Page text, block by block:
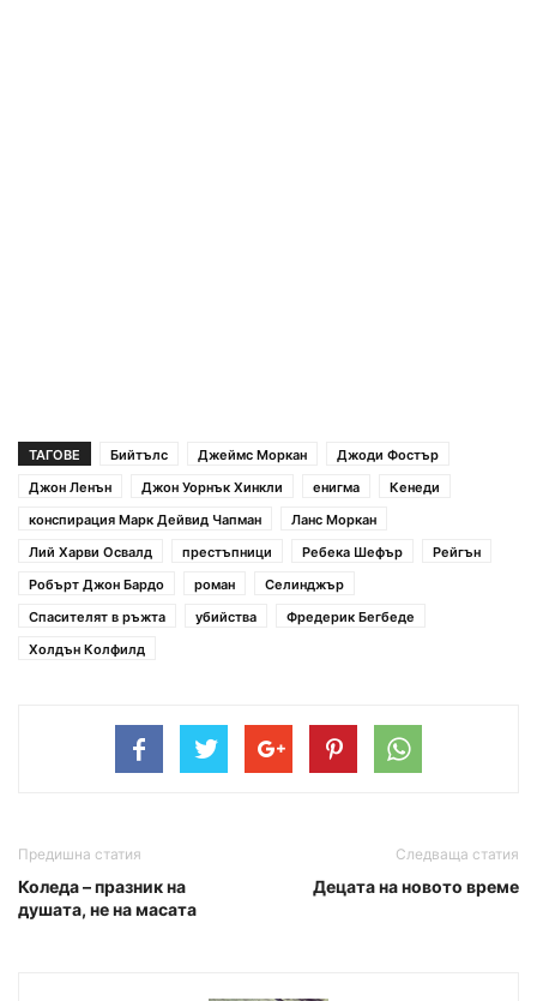
ТАГОВЕ Бийтълс Джеймс Моркан
Джоди Фостър
Джон Ленън
Джон Уорнък Хинкли енигма
Кенеди
конспирация Марк Дейвид Чапман
Ланс Моркан
Лий Харви Освалд
престъпници Ребека Шефър
Рейгън
Робърт Джон Бардо
роман
Селинджър
Спасителят в ръжта
убийства
Фредерик Бегбеде
Холдън Колфилд
Предишна статия
Коледа – празник на
душата, не на масата
Следваща статия
Децата на новото време